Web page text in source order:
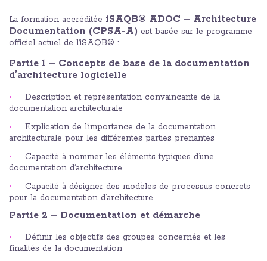
La formation accréditée iSAQB® ADOC – Architecture
Documentation (CPSA-A) est basée sur le programme
officiel actuel de l’iSAQB® :
Partie 1 – Concepts de base de la documentation
d’architecture logicielle
Description et représentation convaincante de la
documentation architecturale
Explication de l’importance de la documentation
architecturale pour les différentes parties prenantes
Capacité à nommer les éléments typiques d’une
documentation d’architecture
Capacité à désigner des modèles de processus concrets
pour la documentation d’architecture
Partie 2 – Documentation et démarche
Définir les objectifs des groupes concernés et les
finalités de la documentation